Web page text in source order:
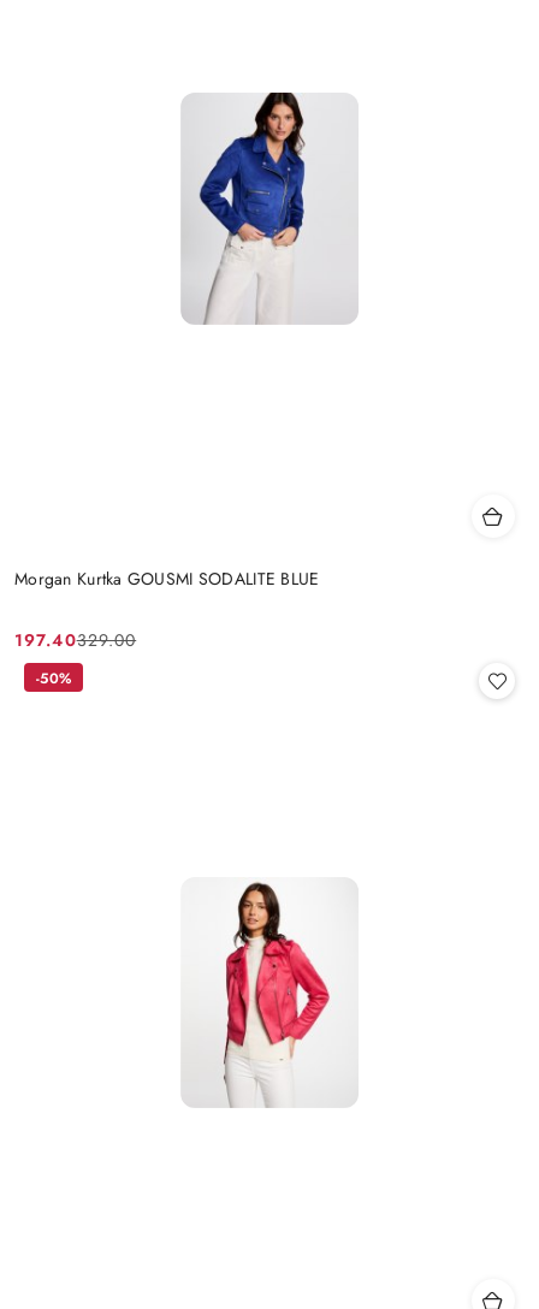
Morgan Kurtka GOUSMI SODALITE BLUE
Cena
promocyjna:
197.40
Cena
przed
329.00
-50%